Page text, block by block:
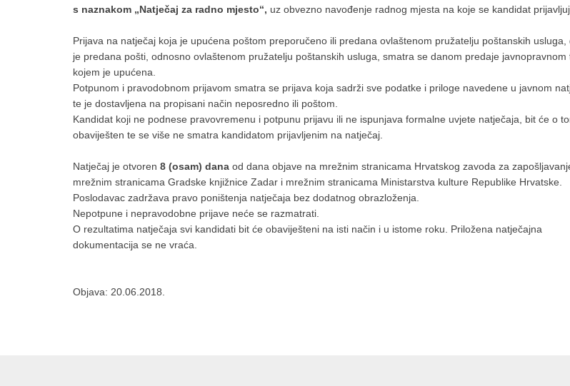
s naznakom „Natječaj za radno mjesto“, uz obvezno navođenje radnog mjesta na koje se kandidat
Prijava na natječaj koja je upućena poštom preporučeno ili predana ovlaštenom pružatelju poštanskih usluga,
je predana pošti, odnosno ovlaštenom pružatelju poštanskih usluga, smatra se danom predaje javnopravnom
kojem je upućena.
Potpunom i pravodobnom prijavom smatra se prijava koja sadrži sve podatke i priloge navedene u javnom
te je dostavljena na propisani način neposredno ili poštom.
Kandidat koji ne podnese pravovremenu i potpunu prijavu ili ne ispunjava formalne uvjete natječaja, bit će o
obaviješten te se više ne smatra kandidatom prijavljenim na natječaj.
Natječaj je otvoren 8 (osam) dana od dana objave na mrežnim stranicama Hrvatskog zavoda za
mrežnim stranicama Gradske knjižnice Zadar i mrežnim stranicama Ministarstva kulture Republike Hrvatske.
Poslodavac zadržava pravo poništenja natječaja bez dodatnog obrazloženja.
Nepotpune i nepravodobne prijave neće se razmatrati.
O rezultatima natječaja svi kandidati bit će obaviješteni na isti način i u istome roku. Priložena natječajna
dokumentacija se ne vraća.
Objava: 20.06.2018.